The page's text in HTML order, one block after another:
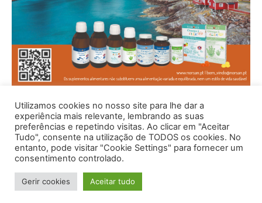
© 1996 - 2026 -Saúde e Bem Estar - Hosted and Designed By
Utilizamos cookies no nosso site para lhe dar a
experiência mais relevante, lembrando as suas
preferências e repetindo visitas. Ao clicar em "Aceitar
Tudo", consente na utilização de TODOS os cookies. No
entanto, pode visitar "Cookie Settings" para fornecer um
consentimento controlado.
Gerir cookies Aceitar tudo